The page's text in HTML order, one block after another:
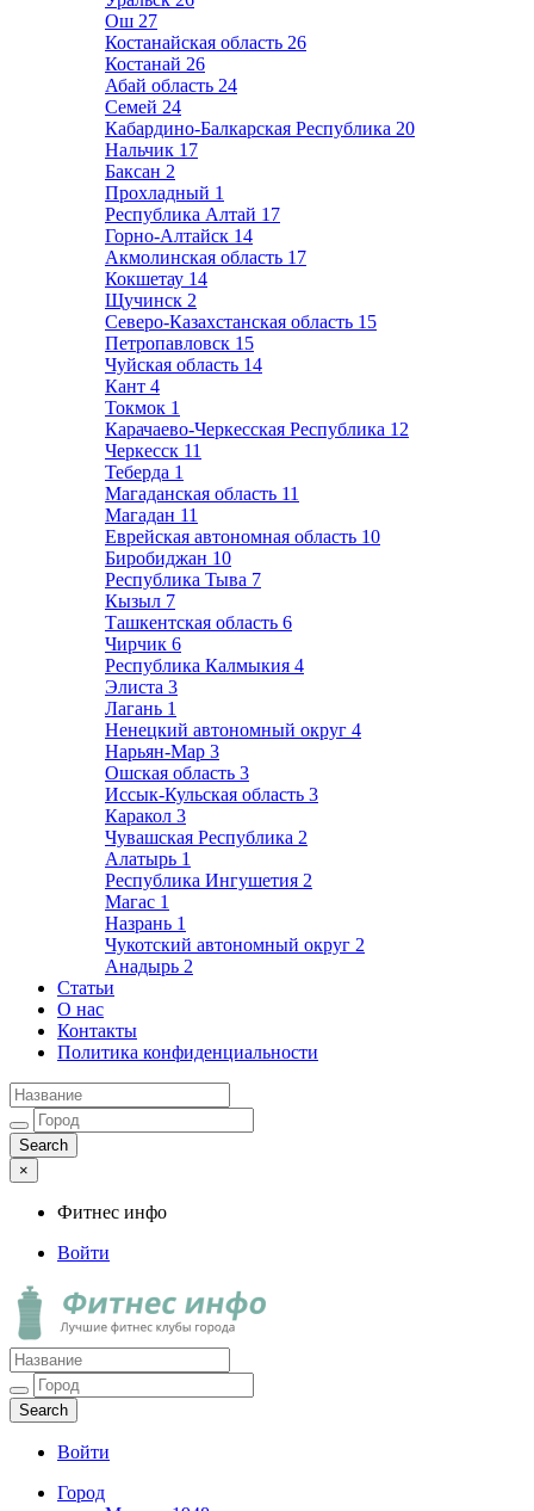
Ош 27
Костанайская область 26
Костанай 26
Абай область 24
Семей 24
Кабардино-Балкарская Республика 20
Нальчик 17
Баксан 2
Прохладный 1
Республика Алтай 17
Горно-Алтайск 14
Акмолинская область 17
Кокшетау 14
Щучинск 2
Северо-Казахстанская область 15
Петропавловск 15
Чуйская область 14
Кант 4
Токмок 1
Карачаево-Черкесская Республика 12
Черкесск 11
Теберда 1
Магаданская область 11
Магадан 11
Еврейская автономная область 10
Биробиджан 10
Республика Тыва 7
Кызыл 7
Ташкентская область 6
Чирчик 6
Республика Калмыкия 4
Элиста 3
Лагань 1
Ненецкий автономный округ 4
Нарьян-Мар 3
Ошская область 3
Иссык-Кульская область 3
Каракол 3
Чувашская Республика 2
Алатырь 1
Республика Ингушетия 2
Магас 1
Назрань 1
Чукотский автономный округ 2
Анадырь 2
Статьи
О нас
Контакты
Политика конфиденциальности
×
Фитнес инфо
Войти
Фитнес инфо
Лучшие фитнес клубы города
Войти
Город